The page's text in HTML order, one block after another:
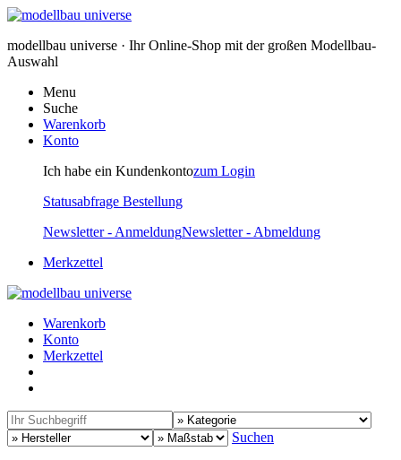
modellbau universe · Ihr Online-Shop mit der großen Modellbau-
Auswahl
Menu
Suche
Warenkorb
Konto
Ich habe ein Kundenkontozum Login
Statusabfrage Bestellung
Newsletter - AnmeldungNewsletter - Abmeldung
Merkzettel
Warenkorb
Konto
Merkzettel
Suchen